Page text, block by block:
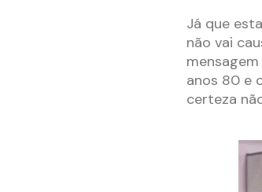
Já que
não vai
anos 80 e
certeza